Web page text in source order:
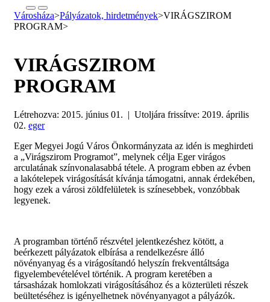
Városháza>Pályázatok, hirdetmények>VIRÁGSZIROM
PROGRAM>
VIRÁGSZIROM
PROGRAM
Létrehozva: 2015. június 01. | Utoljára frissítve: 2019. április
02. eger
Eger Megyei Jogú Város Önkormányzata az idén is meghirdeti
a „Virágszirom Programot”, melynek célja Eger virágos
arculatának színvonalasabbá tétele. A program ebben az évben
a lakótelepek virágosítását kívánja támogatni, annak érdekében,
hogy ezek a városi zöldfelületek is színesebbek, vonzóbbak
legyenek.
A programban történő részvétel jelentkezéshez kötött, a
beérkezett pályázatok elbírása a rendelkezésre álló
növényanyag és a virágosítandó helyszín frekventáltsága
figyelembevételével történik. A program keretében a
társasházak homlokzati virágosításához és a közterületi részek
beültetéséhez is igényelhetnek növényanyagot a pályázók.